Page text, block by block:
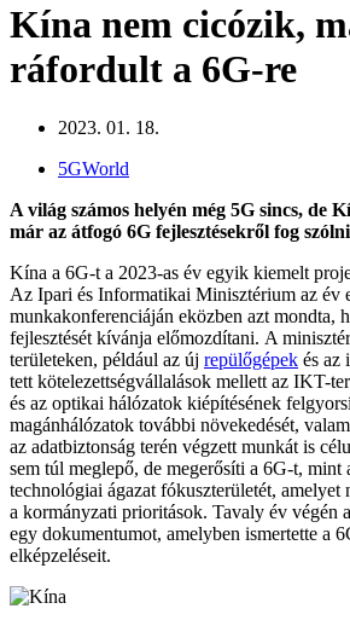
Kína nem cicózik,
ráfordult a 6G-re
2023. 01. 18.
5GWorld
A világ számos helyén még 5G sincs, de
már az átfogó 6G fejlesztésekről fog
Kína a 6G-t a 2023-as év egyik kiemelt
Az Ipari és Informatikai Minisztérium az év
munkakonferenciáján eközben azt mondta,
fejlesztését kívánja előmozdítani. A
területeken, például az új repülőgépek és az
tett kötelezettségvállalások mellett az IKT-
és az optikai hálózatok kiépítésének
magánhálózatok további növekedését,
az adatbiztonság terén végzett munkát is
sem túl meglepő, de megerősíti a 6G-t, mint
technológiai ágazat fókuszterületét, amelyet
a kormányzati prioritások. Tavaly év végén
egy dokumentumot, amelyben ismertette a
elképzeléseit.